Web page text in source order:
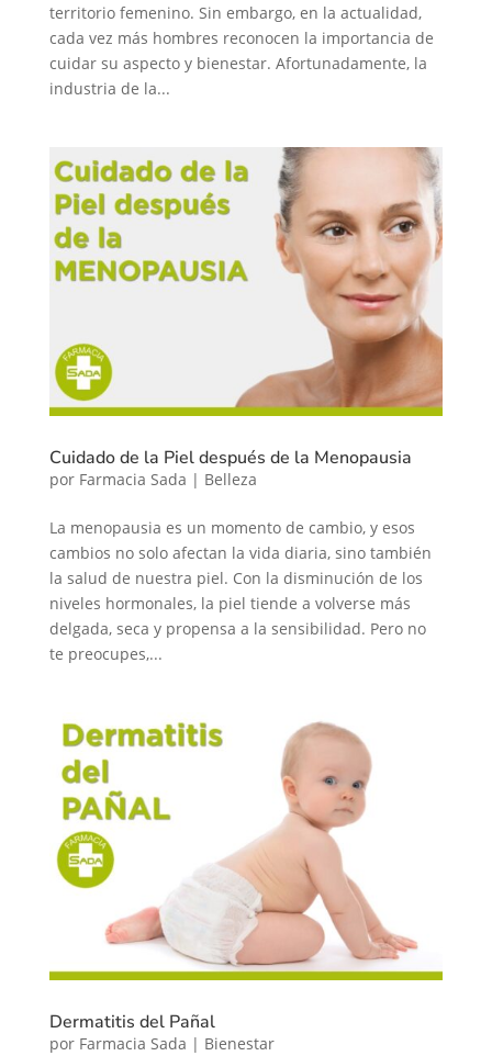
territorio femenino. Sin embargo, en la actualidad,
cada vez más hombres reconocen la importancia de
cuidar su aspecto y bienestar. Afortunadamente, la
industria de la...
Cuidado de la Piel después de la Menopausia
por Farmacia Sada | Belleza
La menopausia es un momento de cambio, y esos
cambios no solo afectan la vida diaria, sino también
la salud de nuestra piel. Con la disminución de los
niveles hormonales, la piel tiende a volverse más
delgada, seca y propensa a la sensibilidad. Pero no
te preocupes,...
Dermatitis del Pañal
por Farmacia Sada | Bienestar